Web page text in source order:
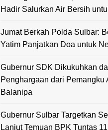
Hadir Salurkan Air Bersih
Jumat Berkah Polda Sulbar:
Yatim Panjatkan Doa untuk
Gubernur SDK Dikukuhkan
Penghargaan dari Pemangku
Balanipa
Gubernur Sulbar Targetkan
Lanjut Temuan BPK Tuntas